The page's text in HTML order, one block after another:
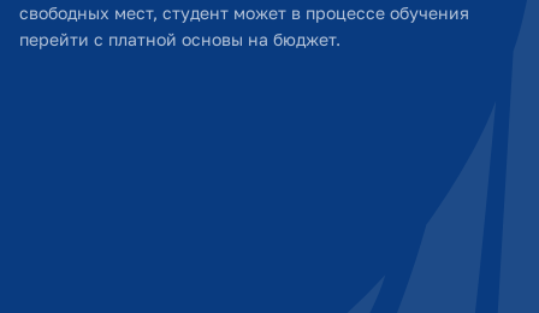
свободных мест, студент может в процессе обучения
перейти с платной основы на бюджет.